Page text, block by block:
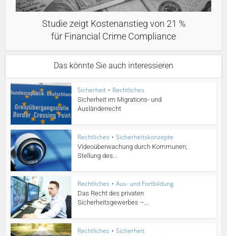
Studie zeigt Kostenanstieg von 21 %
für Financial Crime Compliance
Das könnte Sie auch interessieren
Sicherheit • Rechtliches
Sicherheit im Migrations- und
Ausländerrecht
Rechtliches • Sicherheitskonzepte
Videoüberwachung durch Kommunen;
Stellung des...
Rechtliches • Aus- und Fortbildung
Das Recht des privaten
Sicherheitsgewerbes –...
Rechtliches • Sicherheit